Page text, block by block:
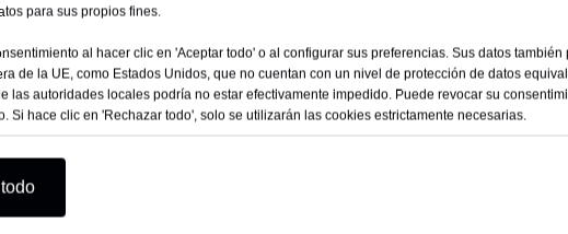
PLAZO DE ENTREGA
como corte a medida o pulido de diamantes, también
10-15 días
para sus propios fines.
al hacer clic en 'Aceptar todo' o al configurar sus preferencias. Sus datos
de la UE, como Estados Unidos, que no cuentan con un nivel de protección de datos
las autoridades locales podría no estar efectivamente impedido. Puede revocar su
Si hace clic en 'Rechazar todo', solo se utilizarán las cookies estrictamente necesarias.